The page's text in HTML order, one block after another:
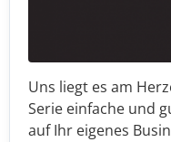
Uns liegt es am
Serie einfache und
auf Ihr eigenes